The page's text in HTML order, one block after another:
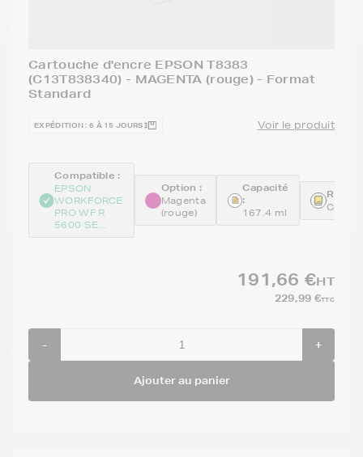
Cartouche d'encre EPSON T8383
(C13T838340) - MAGENTA (rouge) - Format
Standard
EXPÉDITION : 6 À 15 JOURS Voir le produit
Compatible :
EPSON
WORKFORCE
PRO WF R
5600 SE...
Option :
Magenta
(rouge)
Capacité
:
167.4 ml
191,66 €HT
229,99 €TTC
- +
Ajouter au panier